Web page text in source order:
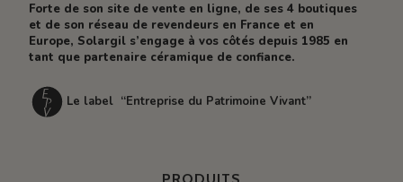
Forte de son site de vente en ligne, de ses 4 boutiques
et de son réseau de revendeurs en France et en
Europe, Solargil s’engage à vos côtés depuis 1985 en
tant que partenaire céramique de confiance.
Le label “Entreprise du Patrimoine Vivant”
PRODUITS